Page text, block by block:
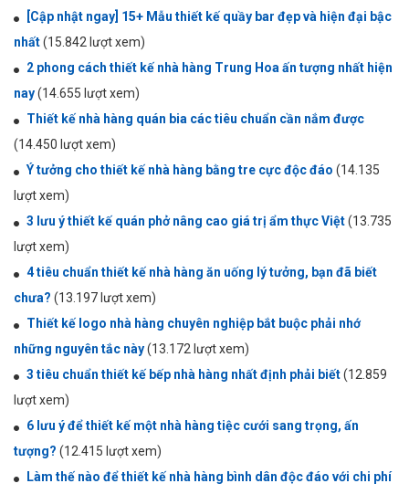
[Cập nhật ngay] 15+ Mẫu thiết kế quầy bar đẹp và hiện đại bậc
nhất(15.842 lượt xem)
2 phong cách thiết kế nhà hàng Trung Hoa ấn tượng nhất hiện
nay(14.655 lượt xem)
Thiết kế nhà hàng quán bia các tiêu chuẩn cần nắm được
(14.450 lượt xem)
Ý tưởng cho thiết kế nhà hàng bằng tre cực độc đáo (14.135
lượt xem)
3 lưu ý thiết kế quán phở nâng cao giá trị ẩm thực Việt(13.735
lượt xem)
4 tiêu chuẩn thiết kế nhà hàng ăn uống lý tưởng, bạn đã biết
chưa? (13.197 lượt xem)
Thiết kế logo nhà hàng chuyên nghiệp bắt buộc phải nhớ
những nguyên tắc này(13.172 lượt xem)
3 tiêu chuẩn thiết kế bếp nhà hàng nhất định phải biết(12.859
lượt xem)
6 lưu ý để thiết kế một nhà hàng tiệc cưới sang trọng, ấn
tượng? (12.415 lượt xem)
Làm thế nào để thiết kế nhà hàng bình dân độc đáo với chi phí